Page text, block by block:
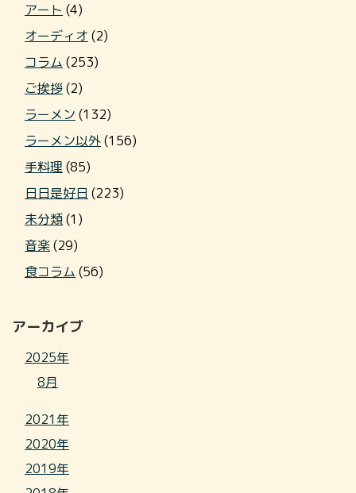
アート (4)
オーディオ (2)
コラム (253)
ご挨拶(2)
ラーメン (132)
ラーメン以外(156)
手料理 (85)
日日是好日 (223)
未分類(1)
音楽(29)
食コラム (56)
アーカイブ
2025年
8月
2021年
2020年
2019年